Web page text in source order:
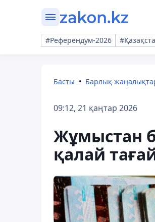
#Референдум-2026
Басты Барлық
09:12, 21 қаңтар 2026
Жұмыстан
қалай